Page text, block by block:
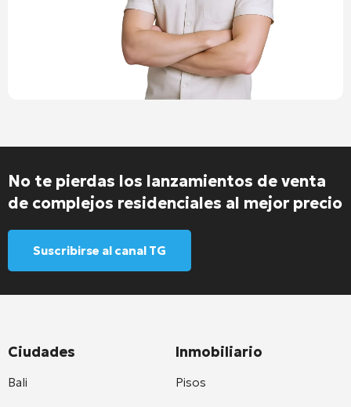
No te pierdas los lanzamientos de venta
de complejos residenciales al mejor precio
Suscribirse al canal TG
Ciudades
Bali
Inmobiliario
Pisos